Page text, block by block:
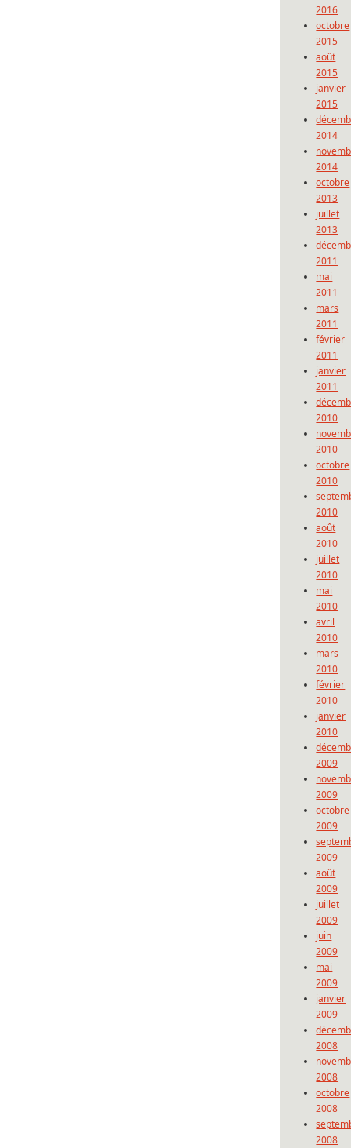
2016
octobre
2015
août
2015
janvier
2015
2014
2014
octobre
2013
juillet
2013
2011
mai
2011
mars
2011
février
2011
janvier
2011
2010
2010
octobre
2010
2010
août
2010
juillet
2010
mai
2010
avril
2010
mars
2010
février
2010
janvier
2010
2009
2009
octobre
2009
2009
août
2009
juillet
2009
juin
2009
mai
2009
janvier
2009
2008
2008
octobre
2008
2008